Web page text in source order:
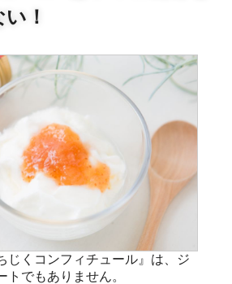
！
じくコンフィチュール』は、ジ
トでもありません。